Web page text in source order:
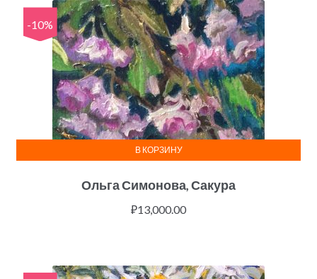
-10%
Ольга Симонова, Сакура
₽13,000.00
В КОРЗИНУ